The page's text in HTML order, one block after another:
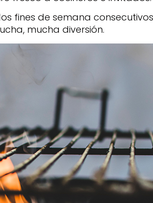
fines de semana
mucha diversión.